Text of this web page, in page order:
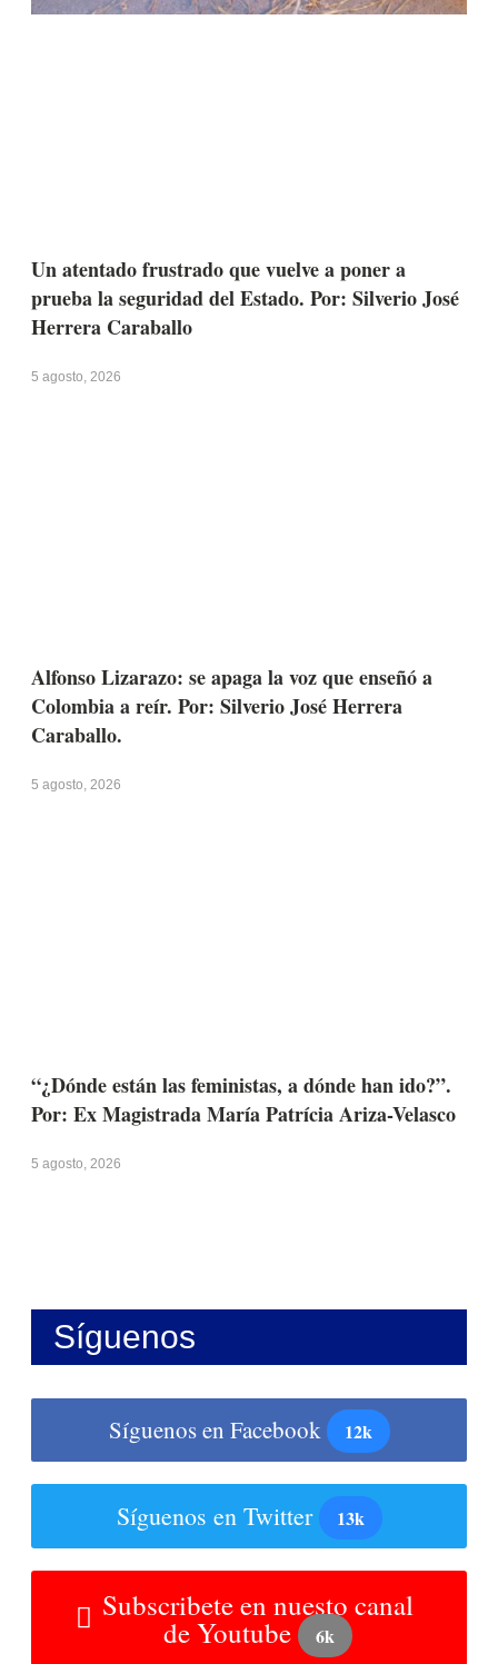
Un atentado frustrado que vuelve a poner a
prueba la seguridad del Estado. Por: Silverio José
Herrera Caraballo
5 agosto, 2026
Alfonso Lizarazo: se apaga la voz que enseñó a
Colombia a reír. Por: Silverio José Herrera
Caraballo.
5 agosto, 2026
“¿Dónde están las feministas, a dónde han ido?”.
Por: Ex Magistrada María Patrícia Ariza-Velasco
5 agosto, 2026
Síguenos
Síguenos en Facebook 12k
Síguenos en Twitter 13k
Subscribete en nuesto canal
de Youtube 6k